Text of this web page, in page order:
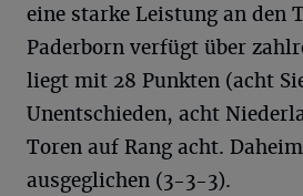
eine starke Leistung an den
Paderborn verfügt über
liegt mit 28 Punkten (acht
Unentschieden, acht
Toren auf Rang acht.
ausgeglichen (3-3-3).